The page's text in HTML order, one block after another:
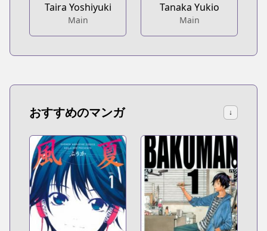
Taira Yoshiyuki
Main
Tanaka Yukio
Main
おすすめのマンガ ↓